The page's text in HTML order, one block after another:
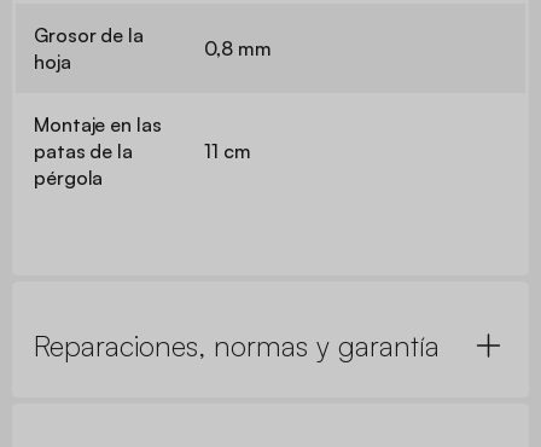
Grosor de la
hoja
0,8 mm
Montaje en las
patas de la
pérgola
11 cm
Reparaciones, normas y garantía